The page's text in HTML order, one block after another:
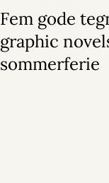
Fem gode
graphic
sommerferie